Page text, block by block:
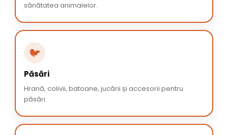
sănătatea animalelor.
🐦
Păsări
Hrană, colivii, batoane, jucării și accesorii pentru
păsări.